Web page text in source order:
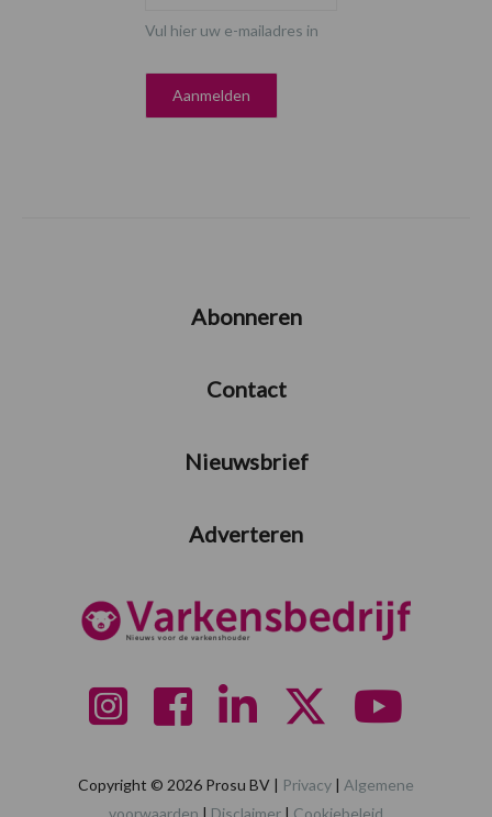
Vul hier uw e-mailadres in
Abonneren
Contact
Nieuwsbrief
Adverteren
Copyright © 2026 Prosu BV | Privacy | Algemene
voorwaarden | Disclaimer | Cookiebeleid